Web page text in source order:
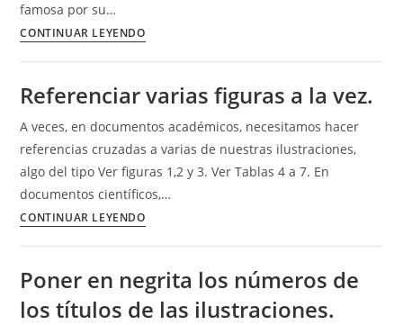
famosa por su…
CONTINUAR LEYENDOTítulos
figuras
en
APA
7ª
edición.
Referenciar varias figuras a la vez.
A veces, en documentos académicos, necesitamos hacer
referencias cruzadas a varias de nuestras ilustraciones,
algo del tipo Ver figuras 1,2 y 3. Ver Tablas 4 a 7. En
documentos científicos,…
CONTINUAR LEYENDOReferenciar
a
la
Poner en negrita los números de
los títulos de las ilustraciones.